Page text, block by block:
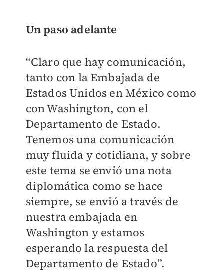
Un paso adelante
“Claro que hay comunicación,
tanto con la Embajada de
Estados Unidos en México como
con Washington, con el
Departamento de Estado.
Tenemos una comunicación
muy fluida y cotidiana, y sobre
este tema se envió una nota
diplomática como se hace
siempre, se envió a través de
nuestra embajada en
Washington y estamos
esperando la respuesta del
Departamento de Estado”.